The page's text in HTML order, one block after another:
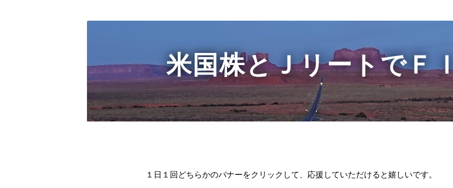
米国株とＪリートでＦ
１日１回どちらかのバナーをクリックして、応援していただけると嬉しいです。